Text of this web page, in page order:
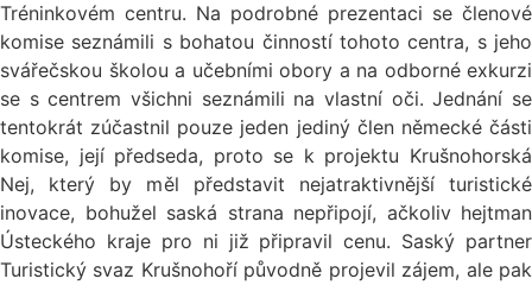
Tréninkovém centru. Na podrobné prezentaci se členové
komise seznámili s bohatou činností tohoto centra, s jeho
svářečskou školou a učebními obory a na odborné exkurzi
se s centrem všichni seznámili na vlastní oči. Jednání se
tentokrát zúčastnil pouze jeden jediný člen německé části
komise, její předseda, proto se k projektu Krušnohorská
Nej, který by měl představit nejatraktivnější turistické
inovace, bohužel saská strana nepřipojí, ačkoliv hejtman
Ústeckého kraje pro ni již připravil cenu. Saský partner
Turistický svaz Krušnohoří původně projevil zájem, ale pak